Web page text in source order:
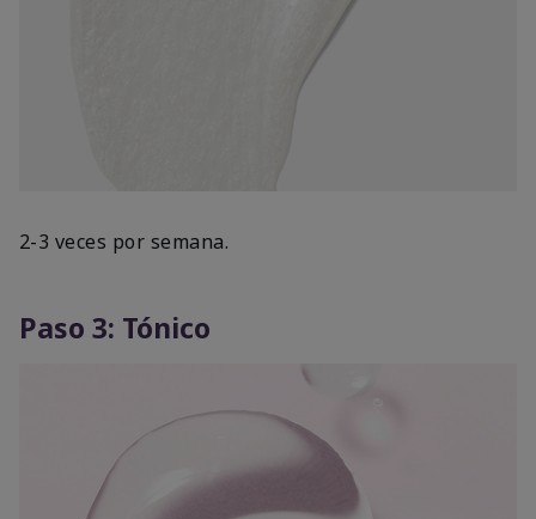
2-3 veces por semana.
Paso 3: Tónico